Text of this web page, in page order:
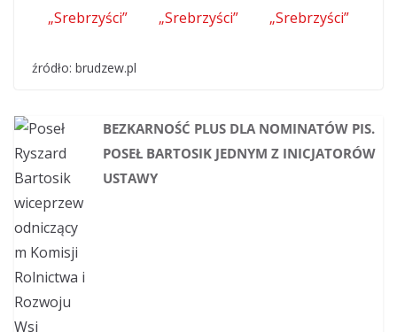
źródło: brudzew.pl
BEZKARNOŚĆ PLUS DLA NOMINATÓW PIS.
POSEŁ BARTOSIK JEDNYM Z INICJATORÓW
USTAWY